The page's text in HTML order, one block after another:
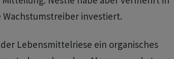
investiert.
Lebensmittelriese ein organisches